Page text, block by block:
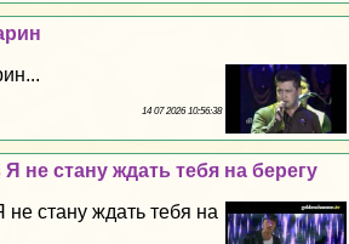
14 07 2026 10:56:38
не стану ждать тебя на берегу
не стану ждать тебя на